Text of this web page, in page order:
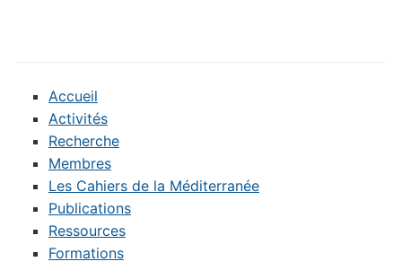
Accueil
Activités
Recherche
Membres
Les Cahiers de la Méditerranée
Publications
Ressources
Formations